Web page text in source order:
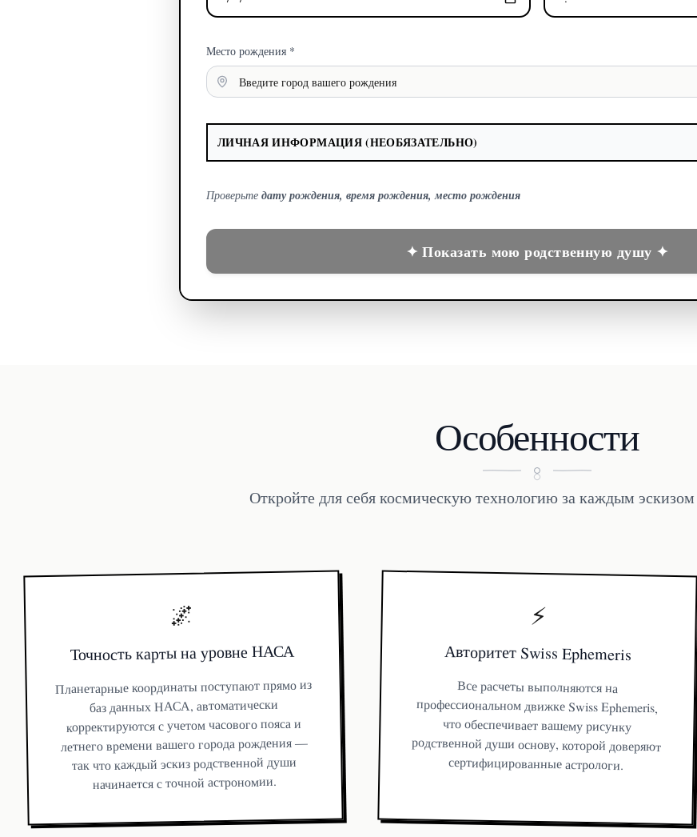
Место рождения *
ЛИЧНАЯ ИНФОРМАЦИЯ (НЕОБЯЗАТЕЛЬНО)
Проверьте дату рождения, время рождения, место рождения
✦ Показать мою родственную душу ✦
Особенности
Откройте для себя космическую технологию за каждым
🌌
Точность карты на уровне НАСА
Планетарные координаты поступают прямо из
баз данных НАСА, автоматически
корректируются с учетом часового пояса и
летнего времени вашего города рождения —
так что каждый эскиз родственной души
начинается с точной астрономии.
⚡
Авторитет Swiss Ephemeris
Все расчеты выполняются на
профессиональном движке Swiss Ephemeris,
что обеспечивает вашему рисунку
родственной души основу, которой доверяют
сертифицированные астрологи.